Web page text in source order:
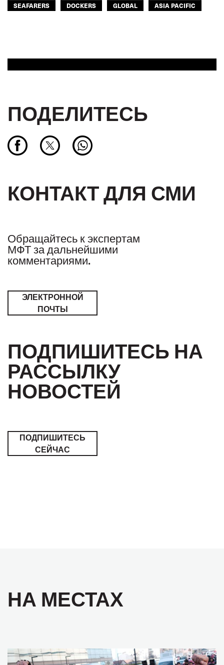
SEAFARERS DOCKERS GLOBAL ASIA PACIFIC
ПОДЕЛИТЕСЬ
КОНТАКТ ДЛЯ СМИ
Обращайтесь к экспертам
МФТ за дальнейшими
комментариями.
ЭЛЕКТРОННОЙ
ПОЧТЫ
ПОДПИШИТЕСЬ НА
РАССЫЛКУ
НОВОСТЕЙ
ПОДПИШИТЕСЬ
СЕЙЧАС
НА МЕСТАХ